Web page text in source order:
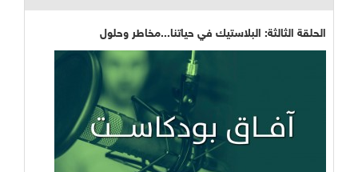
الثالثة: البلاستيك في حياتنا...مخاطر وحلول